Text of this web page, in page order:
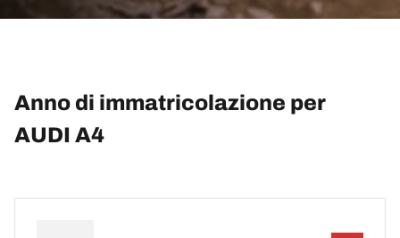
Anno di immatricolazione per
AUDI A4